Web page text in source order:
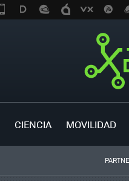
CIENCIA MOVILIDAD